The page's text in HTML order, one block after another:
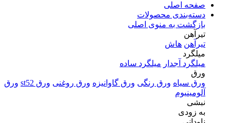
صفحه اصلی
دسته‌بندی محصولات
بازگشت به منوی اصلی
تیرآهن
تیرآهن هاش
میلگرد
میلگرد آجدار میلگرد ساده
ورق
ورق سیاه ورق رنگی ورق گاوانیزه ورق روغنی ورق st52
ورق
آلومینیوم
نبشی
به زودی